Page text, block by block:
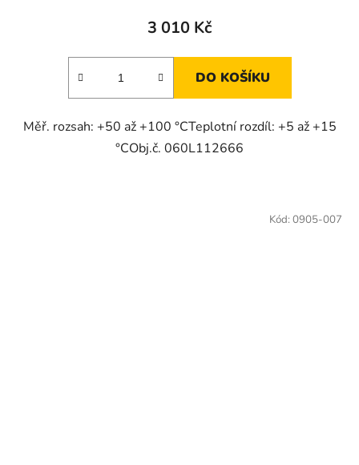
3 010 Kč
DO KOŠÍKU
Měř. rozsah: +50 až +100 °CTeplotní rozdíl: +5 až +15
°CObj.č. 060L112666
Kód: 0905-007